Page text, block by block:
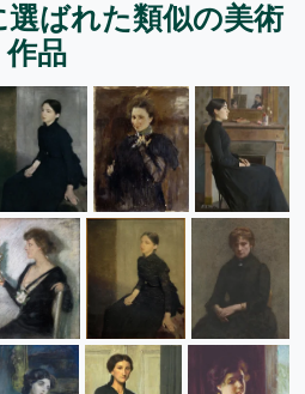
ばれた類似の美術
作品